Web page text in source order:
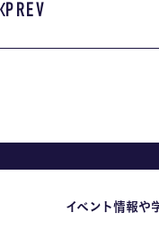
PREV
イベント情報や